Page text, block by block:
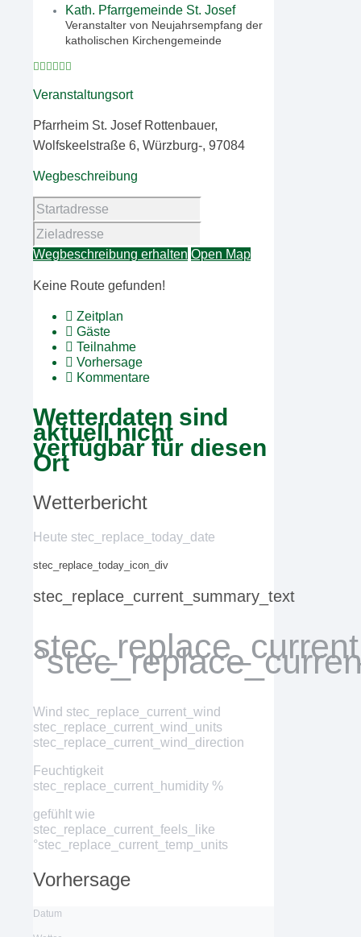
Kath. Pfarrgemeinde St. Josef
Veranstalter von Neujahrsempfang der
katholischen Kirchengemeinde
Veranstaltungsort
Pfarrheim St. Josef Rottenbauer,
Wolfskeelstraße 6, Würzburg-, 97084
Wegbeschreibung
Wegbeschreibung erhalten Open Map
Keine Route gefunden!
Zeitplan
Gäste
Teilnahme
Vorhersage
Kommentare
Wetterdaten sind
aktuell nicht
verfügbar für diesen
Ort
Wetterbericht
Heute stec_replace_today_date
stec_replace_today_icon_div
stec_replace_current_summary_text
Wind stec_replace_current_wind
stec_replace_current_wind_units
stec_replace_current_wind_direction
Feuchtigkeit
stec_replace_current_humidity %
gefühlt wie
stec_replace_current_feels_like
°stec_replace_current_temp_units
Vorhersage
Datum